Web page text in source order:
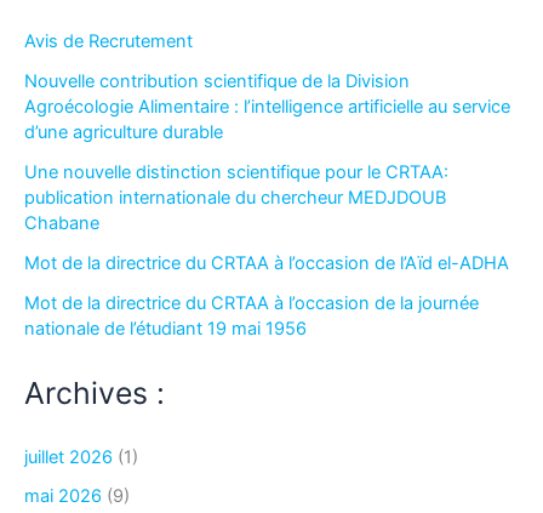
Avis de Recrutement
Nouvelle contribution scientifique de la Division
Agroécologie Alimentaire : l’intelligence artificielle au service
d’une agriculture durable
Une nouvelle distinction scientifique pour le CRTAA:
publication internationale du chercheur MEDJDOUB
Chabane
Mot de la directrice du CRTAA à l’occasion de l’Aïd el-ADHA
Mot de la directrice du CRTAA à l’occasion de la journée
nationale de l’étudiant 19 mai 1956
Archives :
juillet 2026 (1)
mai 2026 (9)